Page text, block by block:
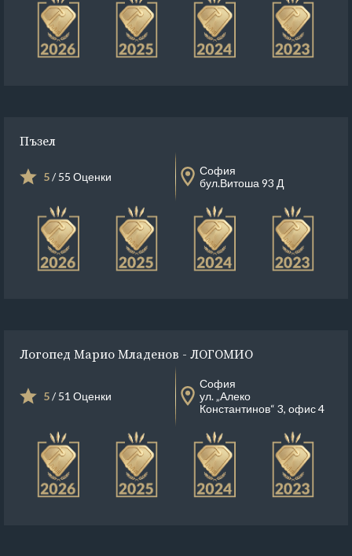
Пъзел
5/ 55 Оценки
София
бул.Витоша 93 Д
Логопед Марио Младенов - ЛОГОМИО
5/ 51 Оценки
София
ул. „Алеко
Константинов“ 3, офис 4